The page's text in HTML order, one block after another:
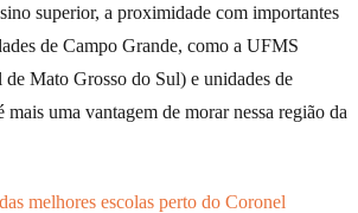
superior, a proximidade com importantes
de Campo Grande, como a UFMS
Mato Grosso do Sul) e unidades de
uma vantagem de morar nessa região da
melhores escolas perto do Coronel